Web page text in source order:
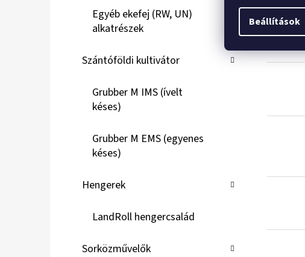
Beállítások
Egyéb ekefej (RW, UN)
alkatrészek
Szántóföldi kultivátor
Grubber M IMS (ívelt
késes)
Grubber M EMS (egyenes
késes)
Hengerek
LandRoll hengercsalád
Sorközművelők